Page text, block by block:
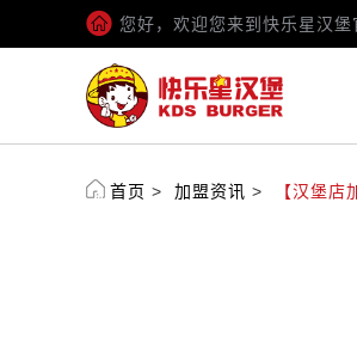
您好，欢迎您来到快乐星汉
首页 > 加盟资讯 > 【汉堡